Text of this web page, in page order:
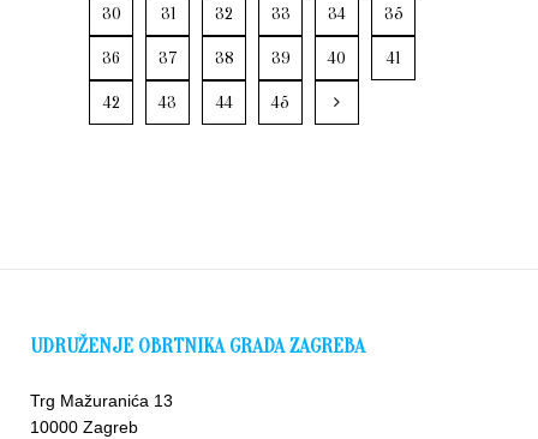
30 31 32 33 34 35
36 37 38 39 40 41
42 43 44 45
UDRUŽENJE OBRTNIKA GRADA ZAGREBA
Trg Mažuranića 13
10000 Zagreb